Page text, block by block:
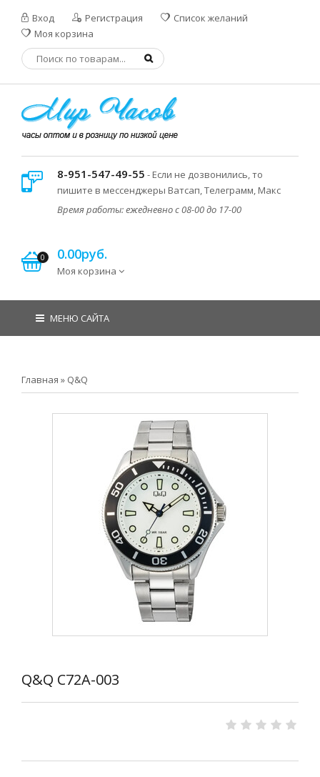
Вход Регистрация
Список желаний
Моя корзина
8-951-547-49-55 - Если не дозвонились, то
пишите в мессенджеры Ватсап, Телеграмм, Макс
Время работы: ежедневно с 08-00 до 17-00
0 0.00руб.
Моя корзина
МЕНЮ САЙТА
Главная » Q&Q
Q&Q C72A-003